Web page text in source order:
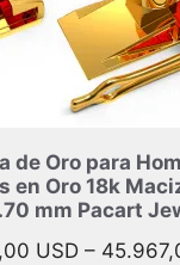
de Oro para
en Oro 18k
mm Pacart
USD –